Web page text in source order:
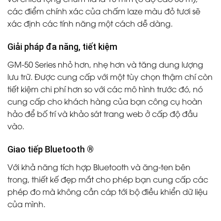
các điểm chính xác của chấm laze màu đỏ tươi sẽ
xác định các tính năng một cách dễ dàng.
Giải pháp đa năng, tiết kiệm
GM-50 Series nhỏ hơn, nhẹ hơn và tăng dung lượng
lưu trữ. Được cung cấp với một tùy chọn thậm chí còn
tiết kiệm chi phí hơn so với các mô hình trước đó, nó
cung cấp cho khách hàng của bạn công cụ hoàn
hảo để bố trí và khảo sát trang web ở cấp độ đầu
vào.
Giao tiếp Bluetooth ®
Với khả năng tích hợp Bluetooth và ăng-ten bên
trong, thiết kế đẹp mắt cho phép bạn cung cấp các
phép đo mà không cần cáp tới bộ điều khiển dữ liệu
của mình.